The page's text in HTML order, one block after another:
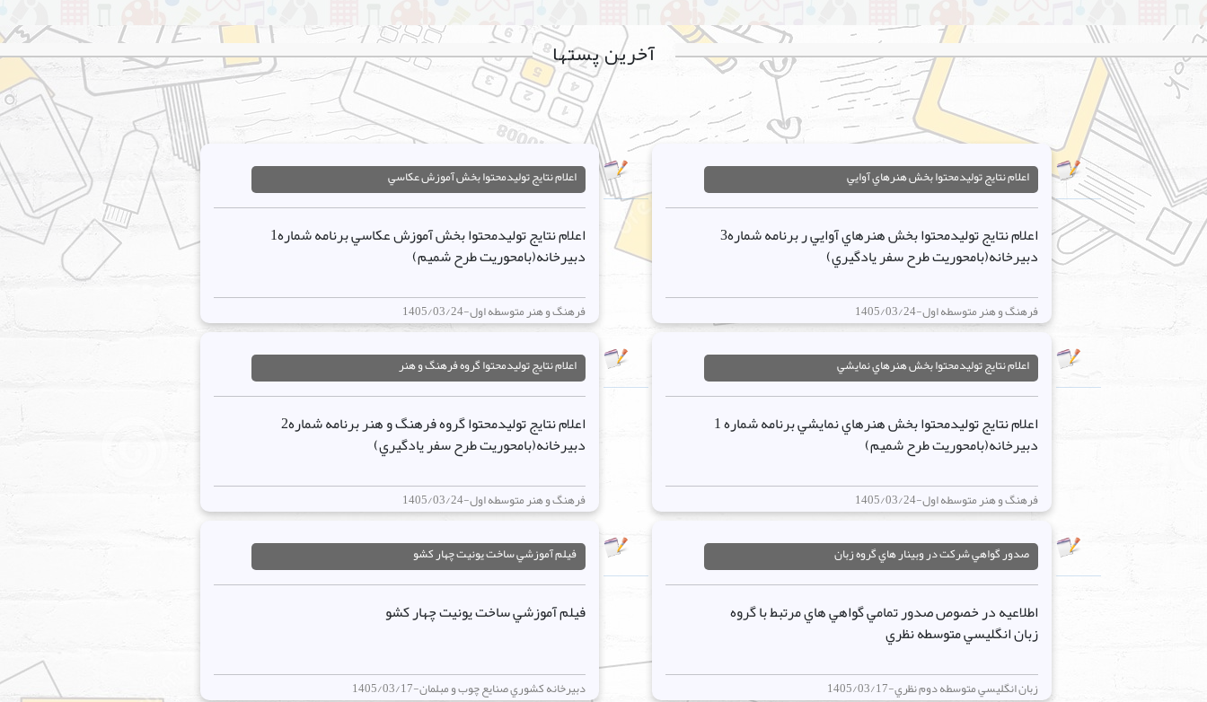
آخرین پستها
اعلام نتايج توليدمحتوا بخش هنرهاي آوايي
اعلام نتايج توليدمحتوا بخش هنرهاي آوايي ر برنامه شماره3
دبيرخانه(بامحوريت طرح سفر يادگيري)
فرهنگ و هنر متوسطه اول-1405/03/24
اعلام نتايج توليدمحتوا بخش آموزش عکاسي
اعلام نتايج توليدمحتوا بخش آموزش عکاسي برنامه شماره1
دبيرخانه(بامحوريت طرح شميم)
فرهنگ و هنر متوسطه اول-1405/03/24
اعلام نتايج توليدمحتوا بخش هنرهاي نمايشي
اعلام نتايج توليدمحتوا بخش هنرهاي نمايشي برنامه شماره 1
دبيرخانه(بامحوريت طرح شميم)
فرهنگ و هنر متوسطه اول-1405/03/24
اعلام نتايج توليدمحتوا گروه فرهنگ و هنر
اعلام نتايج توليدمحتوا گروه فرهنگ و هنر برنامه شماره2
دبيرخانه(بامحوريت طرح سفر يادگيري)
فرهنگ و هنر متوسطه اول-1405/03/24
صدور گواهي شرکت در وبينار هاي گروه زبان
اطلاعيه در خصوص صدور تمامي گواهي هاي مرتبط با گروه
زبان انگليسي متوسطه نظري
زبان انگليسي متوسطه دوم نظري-1405/03/17
فيلم آموزشي ساخت يونيت چهار کشو
فيلم آموزشي ساخت يونيت چهار کشو
دبيرخانه کشوري صنايع چوب و مبلمان-1405/03/17